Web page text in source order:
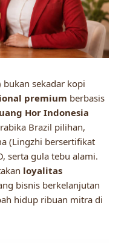
bukan sekadar kopi
premium berbasis
Hor Indonesia
Brazil pilihan,
(Lingzhi bersertifikat
serta gula tebu alami.
loyalitas
bisnis berkelanjutan
hidup ribuan mitra di